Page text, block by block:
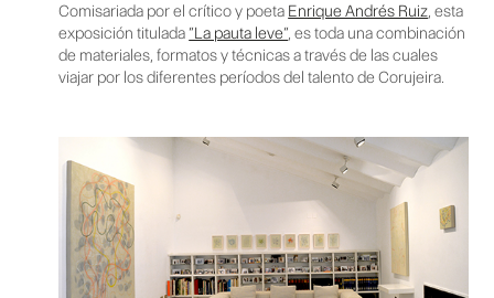
Comisariada por el crítico y poeta Enrique Andrés Ruiz, esta
exposición titulada “La pauta leve”, es toda una combinación
de materiales, formatos y técnicas a través de las cuales
viajar por los diferentes períodos del talento de Corujeira.